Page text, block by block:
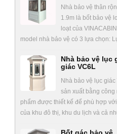
Nhà bảo vệ thân
1.9m là bốt bảo vệ
loạt của
model nhà bảo vệ có 3 lựa chọn:
Nhà bảo vệ lục
giác VC6L
Nhà bảo vệ lục
sản xuất bằng
phẩm được thiết kế để phù hợp
của khu đô thị, khu du lịch và cả